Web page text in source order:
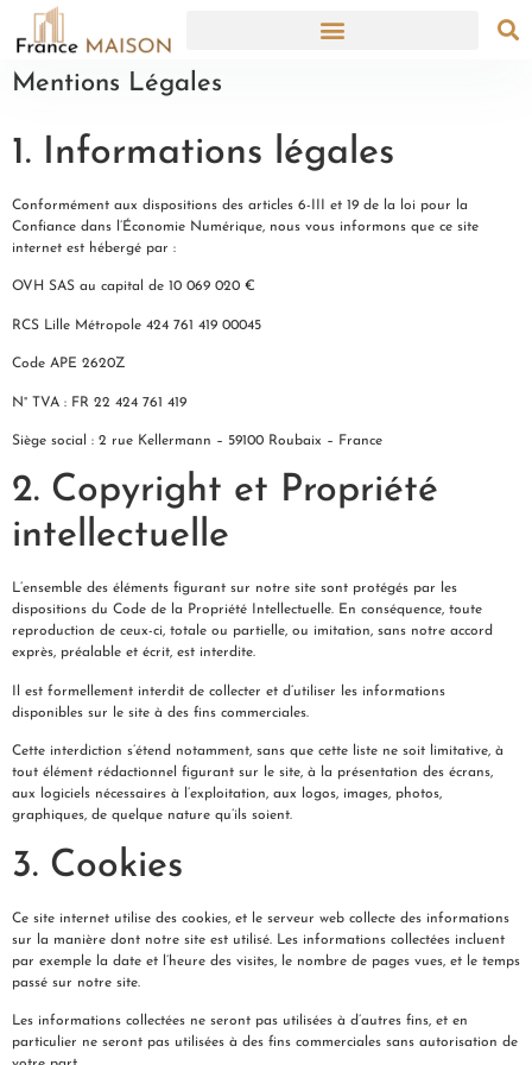
Mentions Légales
1. Informations légales
Conformément aux dispositions des articles 6-III et 19 de la loi pour la
Confiance dans l’Économie Numérique, nous vous informons que ce site
internet est hébergé par :
OVH SAS au capital de 10 069 020 €
RCS Lille Métropole 424 761 419 00045
Code APE 2620Z
N° TVA : FR 22 424 761 419
Siège social : 2 rue Kellermann – 59100 Roubaix – France
2. Copyright et Propriété
intellectuelle
L’ensemble des éléments figurant sur notre site sont protégés par les
dispositions du Code de la Propriété Intellectuelle. En conséquence, toute
reproduction de ceux-ci, totale ou partielle, ou imitation, sans notre accord
exprès, préalable et écrit, est interdite.
Il est formellement interdit de collecter et d’utiliser les informations
disponibles sur le site à des fins commerciales.
Cette interdiction s’étend notamment, sans que cette liste ne soit limitative, à
tout élément rédactionnel figurant sur le site, à la présentation des écrans,
aux logiciels nécessaires à l’exploitation, aux logos, images, photos,
graphiques, de quelque nature qu’ils soient.
3. Cookies
Ce site internet utilise des cookies, et le serveur web collecte des informations
sur la manière dont notre site est utilisé. Les informations collectées incluent
par exemple la date et l’heure des visites, le nombre de pages vues, et le temps
passé sur notre site.
Les informations collectées ne seront pas utilisées à d’autres fins, et en
particulier ne seront pas utilisées à des fins commerciales sans autorisation de